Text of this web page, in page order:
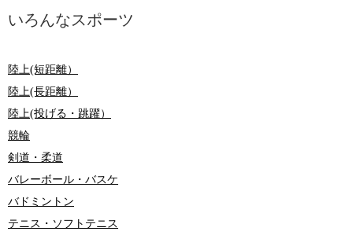
いろんなスポーツ
陸上(短距離）
陸上(長距離）
陸上(投げる・跳躍）
競輪
剣道・柔道
バレーボール・バスケ
バドミントン
テニス・ソフトテニス